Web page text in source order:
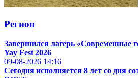
Регион
Завершился лагерь «Современные
Yay Fest 2026
09-08-2026 14:16
Сегодня исполняется 8 лет со дня